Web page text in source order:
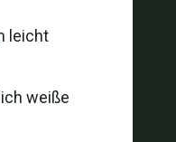
leicht
weiße